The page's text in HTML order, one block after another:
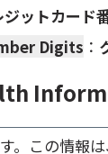
ジットカード
Digits ：
。この情報